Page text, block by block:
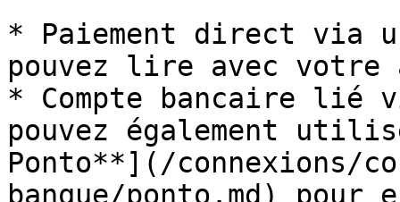
* Paiement direct via
pouvez lire avec votre
* Compte bancaire lié
pouvez également
Ponto**](/connexions/
banque/ponto.md)